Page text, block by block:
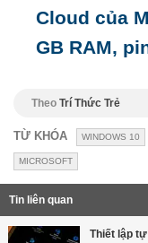
Cloud của
GB RAM,
Theo Trí Thức Trẻ
TỪ KHÓA WINDOWS 10
MICROSOFT
Tin liên quan
Thiết lập